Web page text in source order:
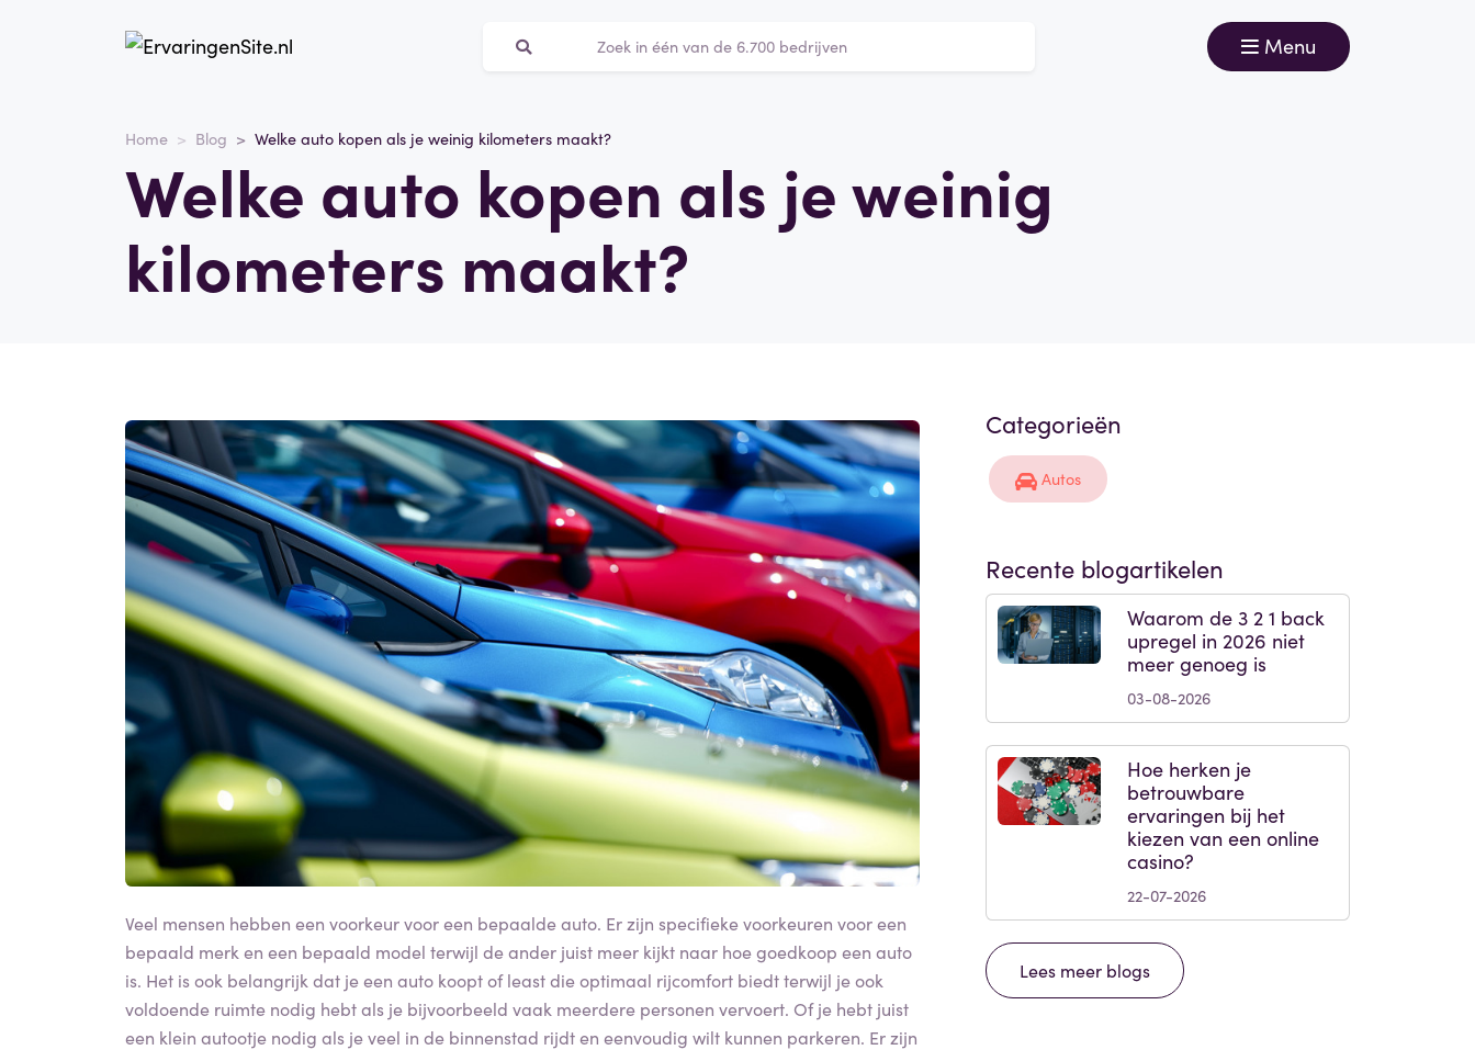
Menu
Home Blog Welke auto kopen als je weinig kilometers maakt?
Welke auto kopen als je weinig
kilometers maakt?
Veel mensen hebben een voorkeur voor een bepaalde auto. Er zijn specifieke voorkeuren voor een
bepaald merk en een bepaald model terwijl de ander juist meer kijkt naar hoe goedkoop een auto
is. Het is ook belangrijk dat je een auto koopt of least die optimaal rijcomfort biedt terwijl je ook
voldoende ruimte nodig hebt als je bijvoorbeeld vaak meerdere personen vervoert. Of je hebt juist
een klein autootje nodig als je veel in de binnenstad rijdt en eenvoudig wilt kunnen parkeren. Er zijn
Categorieën
Autos
Recente blogartikelen
Waarom de 3 2 1 back
upregel in 2026 niet
meer genoeg is
03-08-2026
Hoe herken je
betrouwbare
ervaringen bij het
kiezen van een online
casino?
22-07-2026
Lees meer blogs